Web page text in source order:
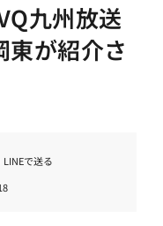
九州放送
東が紹介さ
LINEで送る